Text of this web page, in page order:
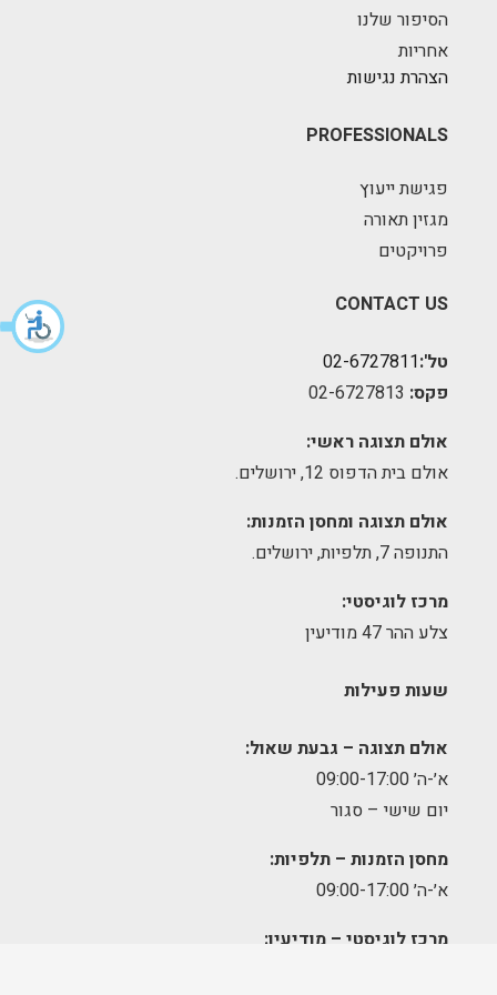
הסיפור שלנו
אחריות
הצהרת נגישות
PROFESSIONALS
פגישת ייעוץ
מגזין תאורה
פרויקטים
CONTACT US
טל':02-6727811
פקס:
אולם תצוגה ראשי:
אולם בית הדפוס 12, ירושלים.
אולם תצוגה ומחסן הזמנות:
התנופה 7, תלפיות, ירושלים.
מרכז לוגיסטי:
צלע ההר 47 מודיעין
שעות פעילות
אולם תצוגה – גבעת שאול:
א׳-ה׳ 09:00-17:00
יום שישי – סגור
מחסן הזמנות – תלפיות:
א׳-ה׳ 09:00-17:00
מרכז לוגיסטי – מודיעין: